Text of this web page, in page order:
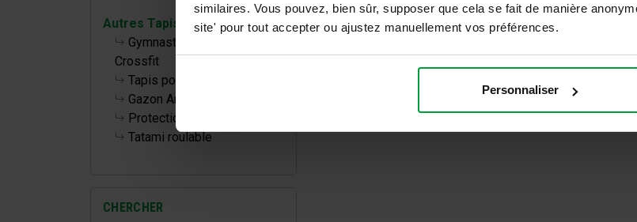
similaires. Vous pouvez, bien sûr, supposer que cela se fait de manière
site' pour tout accepter ou ajustez manuellement vos préférences.
Personnaliser
Autres Tapis
Gymnastique, Fitness et
Crossfit
Tapis pour la maison
Gazon Artificiel
Protections Murales
Tatami roulable
CHERCHER